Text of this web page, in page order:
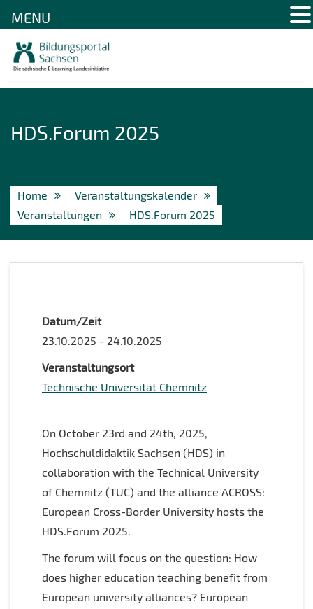
HDS.Forum 2025
Home
Veranstaltungskalender
Veranstaltungen
HDS.Forum 2025
Datum/Zeit
23.10.2025 - 24.10.2025
Veranstaltungsort
Technische Universität Chemnitz
On October 23rd and 24th, 2025,
Hochschuldidaktik Sachsen (HDS) in
collaboration with the Technical University
of Chemnitz (TUC) and the alliance ACROSS:
European Cross-Border University hosts the
HDS.Forum 2025.
The forum will focus on the question: How
does higher education teaching benefit from
European university alliances? European
MENU